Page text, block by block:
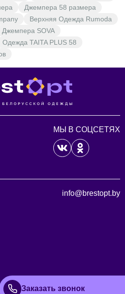
Джемпера 58 размера
Верхняя Одежда Rumoda
Джемпера SOVA
Одежда TAITA PLUS 58
МЫ В СОЦСЕТЯХ
info@brestopt.by
Заказать звонок